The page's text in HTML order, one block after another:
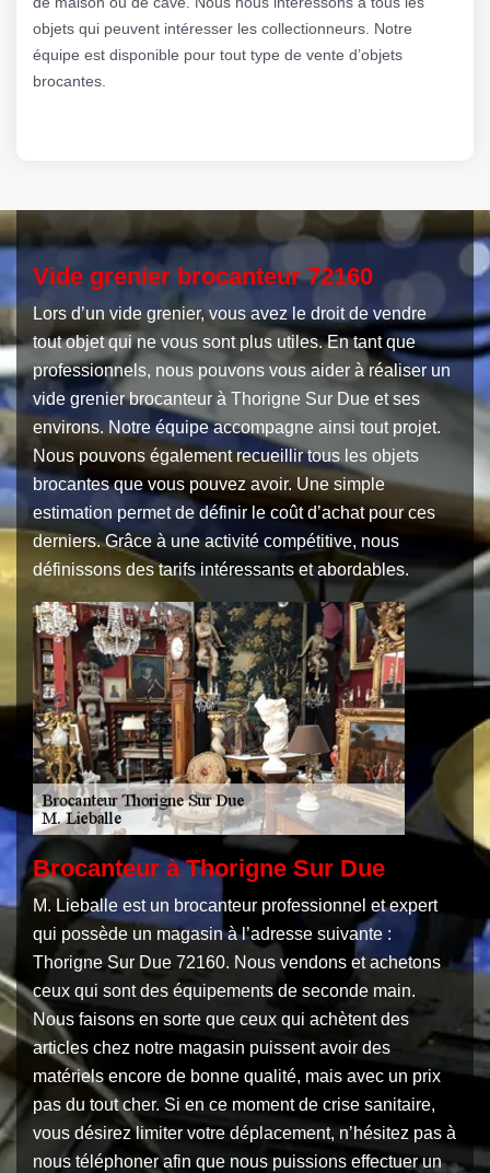
objets qui peuvent intéresser les collectionneurs. Notre
équipe est disponible pour tout type de vente d’objets
brocantes.
Vide grenier brocanteur 72160
Lors d’un vide grenier, vous avez le droit de vendre
tout objet qui ne vous sont plus utiles. En tant que
professionnels, nous pouvons vous aider à réaliser un
vide grenier brocanteur à Thorigne Sur Due et ses
environs. Notre équipe accompagne ainsi tout projet.
Nous pouvons également recueillir tous les objets
brocantes que vous pouvez avoir. Une simple
estimation permet de définir le coût d’achat pour ces
derniers. Grâce à une activité compétitive, nous
définissons des tarifs intéressants et abordables.
Brocanteur à Thorigne Sur Due
M. Lieballe est un brocanteur professionnel et expert
qui possède un magasin à l’adresse suivante :
Thorigne Sur Due 72160. Nous vendons et achetons
ceux qui sont des équipements de seconde main.
Nous faisons en sorte que ceux qui achètent des
articles chez notre magasin puissent avoir des
matériels encore de bonne qualité, mais avec un prix
pas du tout cher. Si en ce moment de crise sanitaire,
vous désirez limiter votre déplacement, n’hésitez pas à
nous téléphoner afin que nous puissions effectuer un